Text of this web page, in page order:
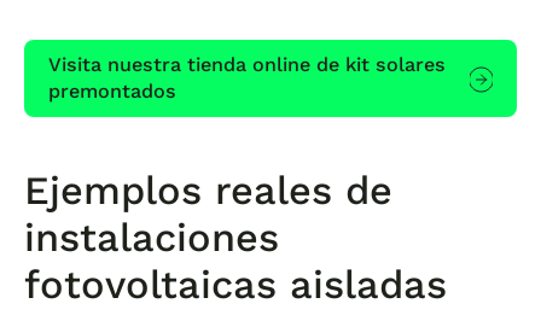
Visita nuestra tienda online de kit solares
premontados
Ejemplos reales de
instalaciones
fotovoltaicas aisladas